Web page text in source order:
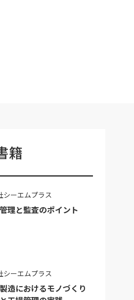
籍
シーエムプラス
理と監査のポイント
シーエムプラス
造におけるモノづくり